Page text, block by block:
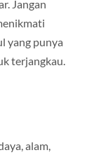
Jangan
yang punya
terjangkau.
alam,